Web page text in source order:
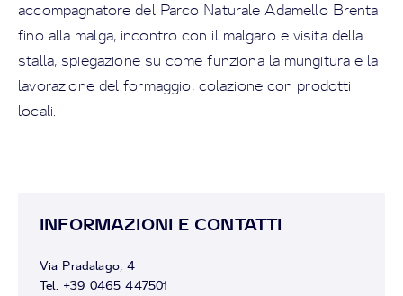
accompagnatore del Parco Naturale Adamello Brenta
fino alla malga, incontro con il malgaro e visita della
stalla, spiegazione su come funziona la mungitura e la
lavorazione del formaggio, colazione con prodotti
locali.
INFORMAZIONI E CONTATTI
Via Pradalago, 4
Tel. +39 0465 447501